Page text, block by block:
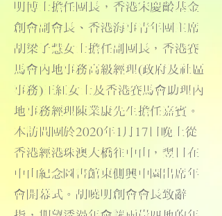
明博士擔任團長，香港宋慶齡基金
創會副會長、香港海事青年團主席
胡梁子慧女士擔任副團長，香港賽
馬會內地事務高級經理(政府及社區
事務)王紅女士及香港賽馬會助理內
地事務經理陳業康先生擔任嘉賓。
本訪問團於2020年1月17日晚上從
香港經港珠澳大橋往中山，翌日在
中山紀念圖書館東側興中園出席年
會開幕式。胡曉明創會會長致辭